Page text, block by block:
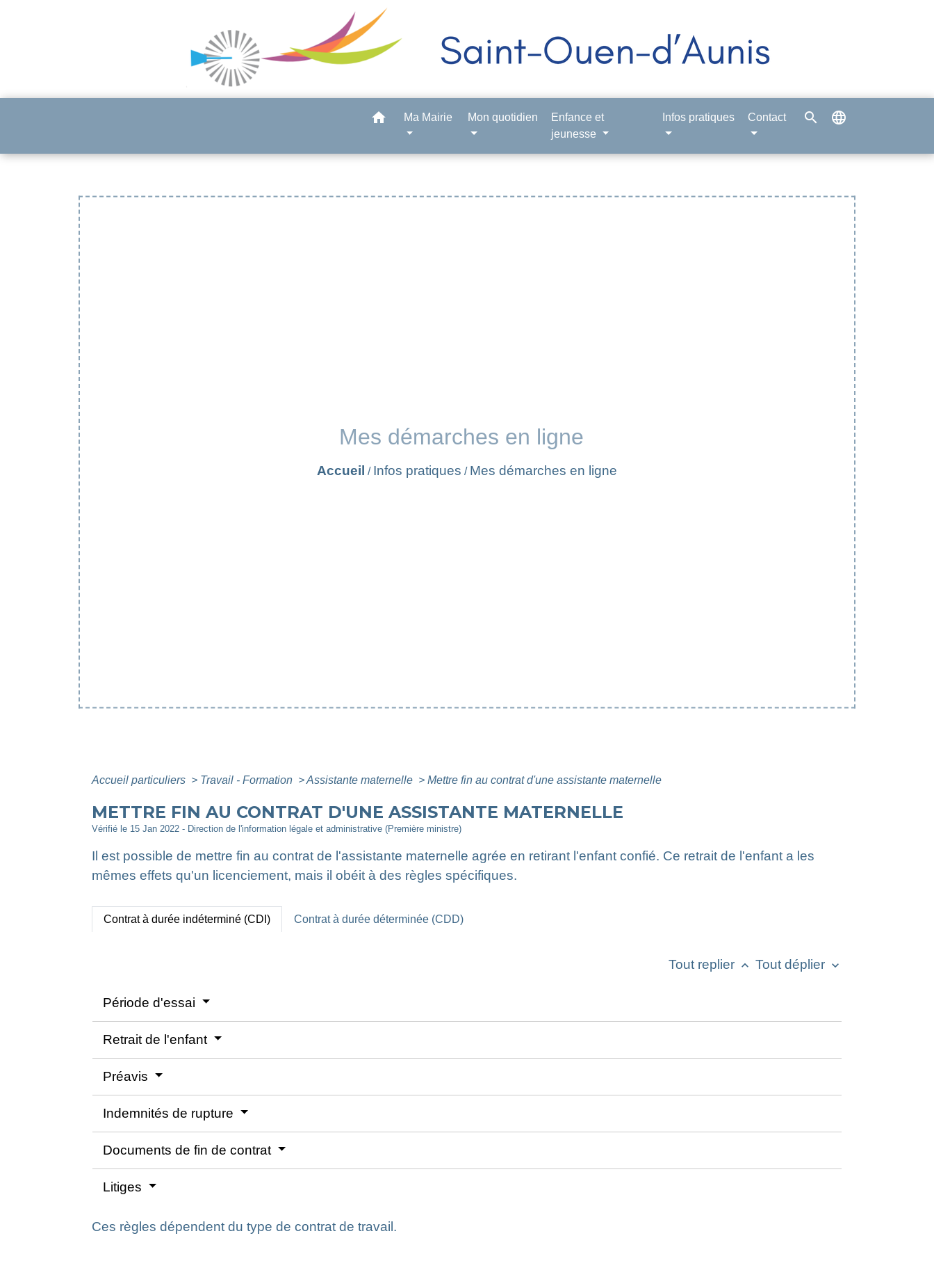
home Ma Mairie Mon quotidien
Enfance et
jeunesse
Infos pratiques Contact search language
Mes démarches en ligne
Accueil / Infos pratiques / Mes démarches en ligne
Accueil particuliers > Travail - Formation >Assistante maternelle > Mettre fin au contrat d'une assistante maternelle
METTRE FIN AU CONTRAT D'UNE ASSISTANTE MATERNELLE
Vérifié le 15 Jan 2022 - Direction de l'information légale et administrative (Première ministre)
Il est possible de mettre fin au contrat de l'assistante maternelle agrée en retirant l'enfant confié. Ce retrait de l'enfant a les
mêmes effets qu'un licenciement, mais il obéit à des règles spécifiques.
Contrat à durée indéterminé (CDI) Contrat à durée déterminée (CDD)
Tout replier keyboard_arrow_up Tout déplier keyboard_arrow_down
Période d'essai
Retrait de l'enfant
Préavis
Indemnités de rupture
Documents de fin de contrat
Litiges
Ces règles dépendent du type de contrat de travail.